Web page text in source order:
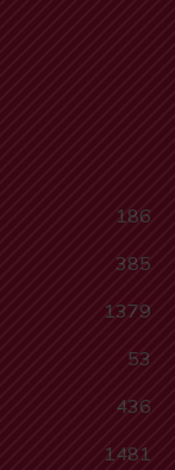
186
385
1379
53
436
1481